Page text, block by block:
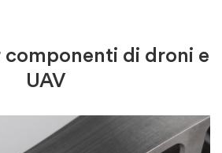
componenti di droni e
UAV